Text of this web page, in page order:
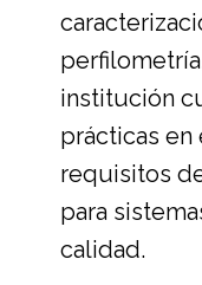
institución
prácticas en
requisitos
para
calidad.